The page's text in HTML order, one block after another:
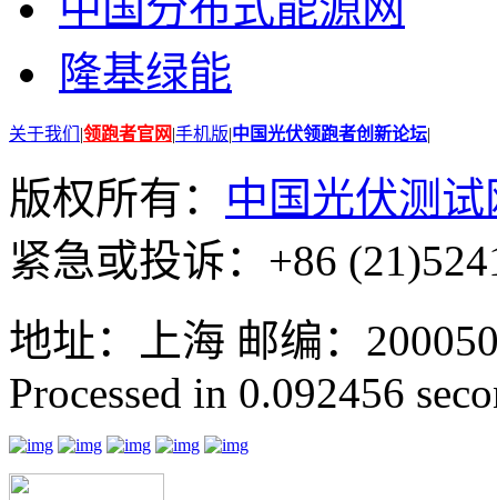
隆基绿能
关于我们 |领跑者官网|手机版|中国光伏领跑者创新论坛|
版权所有： 中国光伏测试
紧急或投诉：+86
地址：上海 邮编：
Processed in 0.092456